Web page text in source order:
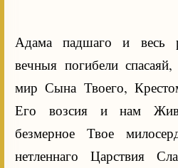
Адама падшаго и весь
вечныя погибели
мир Сына Твоего,
Его возсия и нам
безмерное Твое
нетленнаго Царствия